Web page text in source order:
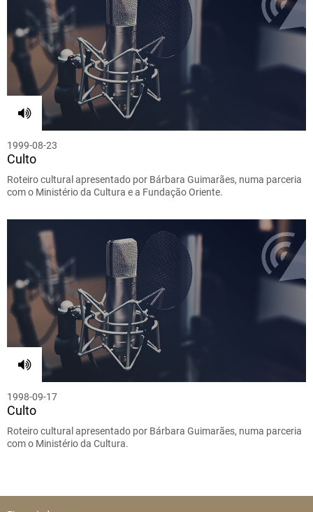
1999-08-23
Culto
Roteiro cultural apresentado por Bárbara Guimarães, numa parceria
com o Ministério da Cultura e a Fundação Oriente.
1998-09-17
Culto
Roteiro cultural apresentado por Bárbara Guimarães, numa parceria
com o Ministério da Cultura.